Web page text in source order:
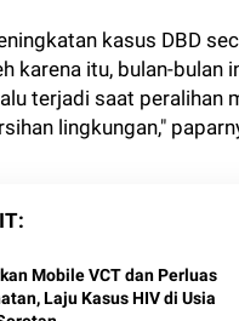
kasus DBD
karena itu, bulan-
terjadi saat
lingkungan,"
Mobile VCT dan Perluas
Laju Kasus HIV di Usia